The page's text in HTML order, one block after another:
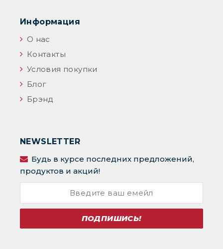
Информация
О нас
Контакты
Условия покупки
Блог
Брэнд
NEWSLETTER
Будь в курсе последних предложений,
продуктов и акций!
ПОДПИШИСЬ!